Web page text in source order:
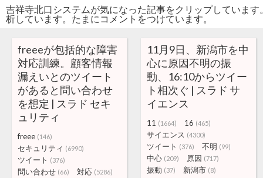
吉祥寺北口システムが気になった記事をクリップしていま
析しています。たまにコメントをつけています。
freeeが包括的な障害
対応訓練。顧客情報
漏えいとのツイート
があると問い合わせ
を想定 | スラド セキ
ュリティ
freee (146)
セキュリティ (6990)
ツイート (376)
問い合わせ (66) 対応 (5286)
11月9日、新潟市を中
心に原因不明の振
動、16:10からツイー
ト相次ぐ | スラド サ
イエンス
11 (1664) 16 (465)
サイエンス (4300)
ツイート (376) 不明 (99)
中心 (209) 原因 (717)
振動 (37) 新潟市 (8)